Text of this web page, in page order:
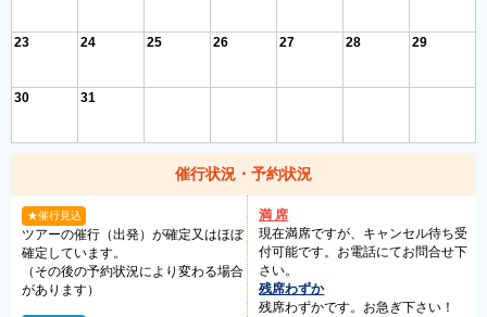
23 24 25 26 27 28 29
30 31
催行状況・予約状況
★催行見込
ツアーの催行（出発）が確定又はほぼ
確定しています。
（その後の予約状況により変わる場合
があります）
満 席
現在満席ですが、キャンセル待ち受
付可能です。お電話にてお問合せ下
さい。
残席わずか
残席わずかです。お急ぎ下さい！